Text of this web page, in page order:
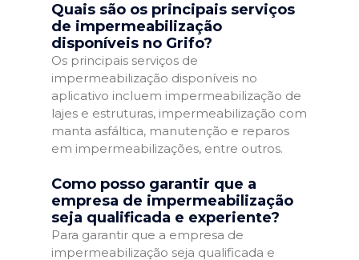
Quais são os principais serviços
de impermeabilização
disponíveis no Grifo?
Os principais serviços de
impermeabilização disponíveis no
aplicativo incluem impermeabilização de
lajes e estruturas, impermeabilização com
manta asfáltica, manutenção e reparos
em impermeabilizações, entre outros.
Como posso garantir que a
empresa de impermeabilização
seja qualificada e experiente?
Para garantir que a empresa de
impermeabilização seja qualificada e